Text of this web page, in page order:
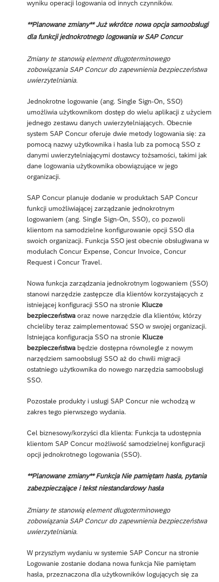
wyniku operacji logowania od innych czynników.
**Planowane zmiany** Już wkrótce nowa opcja samoobsługi
dla funkcji jednokrotnego logowania w SAP Concur
Zmiany te stanowią element długoterminowego
zobowiązania SAP Concur do zapewnienia bezpieczeństwa
uwierzytelniania.
Jednokrotne logowanie (ang. Single Sign-On, SSO)
umożliwia użytkownikom dostęp do wielu aplikacji z użyciem
jednego zestawu danych uwierzytelniających. Obecnie
system SAP Concur oferuje dwie metody logowania się: za
pomocą nazwy użytkownika i hasła lub za pomocą SSO z
danymi uwierzytelniającymi dostawcy tożsamości, takimi jak
dane logowania użytkownika obowiązujące w jego
organizacji.
SAP Concur planuje dodanie w produktach SAP Concur
funkcji umożliwiającej zarządzanie jednokrotnym
logowaniem (ang. Single Sign-On, SSO), co pozwoli
klientom na samodzielne konfigurowanie opcji SSO dla
swoich organizacji. Funkcja SSO jest obecnie obsługiwana w
modułach Concur Expense, Concur Invoice, Concur
Request i Concur Travel.
Nowa funkcja zarządzania jednokrotnym logowaniem (SSO)
stanowi narzędzie zastępcze dla klientów korzystających z
istniejącej konfiguracji SSO na stronie Klucze
bezpieczeństwa oraz nowe narzędzie dla klientów, którzy
chcieliby teraz zaimplementować SSO w swojej organizacji.
Istniejąca konfiguracja SSO na stronie Klucze
bezpieczeństwa będzie dostępna równolegle z nowym
narzędziem samoobsługi SSO aż do chwili migracji
ostatniego użytkownika do nowego narzędzia samoobsługi
SSO.
Pozostałe produkty i usługi SAP Concur nie wchodzą w
zakres tego pierwszego wydania.
Cel biznesowy/korzyści dla klienta: Funkcja ta udostępnia
klientom SAP Concur możliwość samodzielnej konfiguracji
opcji jednokrotnego logowania (SSO).
**Planowane zmiany** Funkcja Nie pamiętam hasła, pytania
zabezpieczające i tekst niestandardowy hasła
Zmiany te stanowią element długoterminowego
zobowiązania SAP Concur do zapewnienia bezpieczeństwa
uwierzytelniania.
W przyszłym wydaniu w systemie SAP Concur na stronie
Logowanie zostanie dodana nowa funkcja Nie pamiętam
hasła, przeznaczona dla użytkowników logujących się za